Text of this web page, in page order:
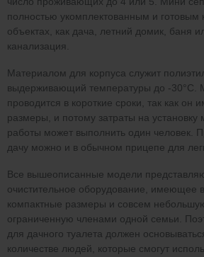
полностью укомплектованным и готовым
объектах, как дача, летний домик, баня
канализация.
Материалом для корпуса служит
выдерживающий температуры до -30°С.
проводится в короткие сроки, так как он
размеры, и потому затраты на
работы может выполнить один человек.
дачу можно и в обычном прицепе для
Все вышеописанные модели
очистительное оборудование, имеющее
компактные размеры и совсем
ограниченную членами одной семьи.
для дачного туалета должен
количестве людей, которые смогут